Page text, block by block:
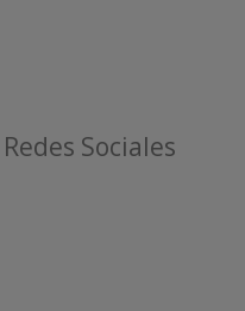
Sociales